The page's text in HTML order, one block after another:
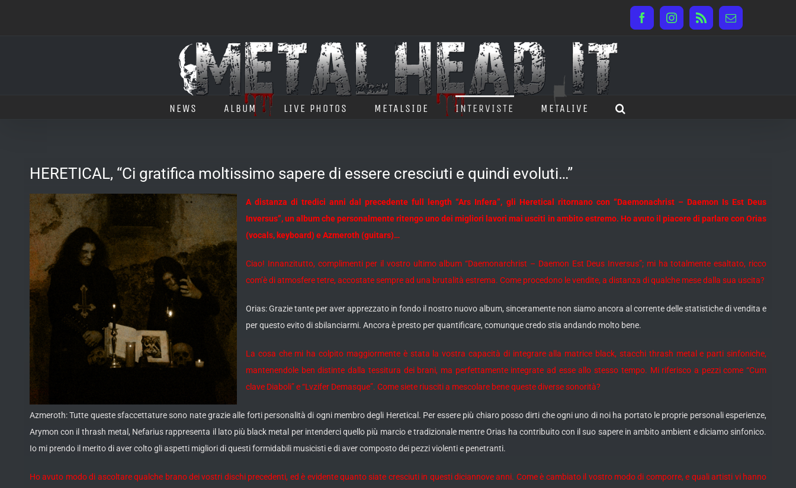
FacebookInstagram
Rss Email
NEWS ALBUM LIVE PHOTOS METALSIDE INTERVISTE METALIVE
HERETICAL, “Ci gratifica moltissimo sapere di essere cresciuti e quindi evoluti…”
A distanza di tredici anni dal precedente full length “Ars Infera”, gli Heretical ritornano con “Daemonachrist – Daemon Is Est Deus
Inversus”, un album che personalmente ritengo uno dei migliori lavori mai usciti in ambito estremo. Ho avuto il piacere di parlare con Orias
(vocals, keyboard) e Azmeroth (guitars)…
Ciao! Innanzitutto, complimenti per il vostro ultimo album “Daemonarchrist – Daemon Est Deus Inversus”; mi ha totalmente esaltato, ricco
com’è di atmosfere tetre, accostate sempre ad una brutalità estrema. Come procedono le vendite, a distanza di qualche mese dalla sua uscita?
Orias: Grazie tante per aver apprezzato in fondo il nostro nuovo album, sinceramente non siamo ancora al corrente delle statistiche di vendita e
per questo evito di sbilanciarmi. Ancora è presto per quantificare, comunque credo stia andando molto bene.
La cosa che mi ha colpito maggiormente è stata la vostra capacità di integrare alla matrice black, stacchi thrash metal e parti sinfoniche,
mantenendole ben distinte dalla tessitura dei brani, ma perfettamente integrate ad esse allo stesso tempo. Mi riferisco a pezzi come “Cum
clave Diaboli” e “Lvzifer Demasque”. Come siete riusciti a mescolare bene queste diverse sonorità?
Azmeroth: Tutte queste sfaccettature sono nate grazie alle forti personalità di ogni membro degli Heretical. Per essere più chiaro posso dirti che ogni uno di noi ha portato le proprie personali esperienze,
Arymon con il thrash metal, Nefarius rappresenta il lato più black metal per intenderci quello più marcio e tradizionale mentre Orias ha contribuito con il suo sapere in ambito ambient e diciamo sinfonico.
Io mi prendo il merito di aver colto gli aspetti migliori di questi formidabili musicisti e di aver composto dei pezzi violenti e penetranti.
Ho avuto modo di ascoltare qualche brano dei vostri dischi precedenti, ed è evidente quanto siate cresciuti in questi diciannove anni. Come è cambiato il vostro modo di comporre, e quali artisti vi hanno